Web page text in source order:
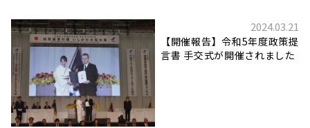
2024.03.21
【開催報告】令和5年度政策提
言書 手交式が開催されました